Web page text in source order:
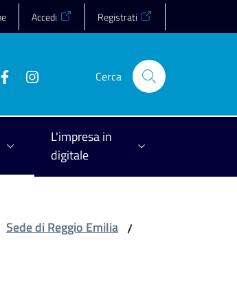
Accedi Registrati
Cerca
L'impresa in
digitale
Sede di Reggio Emilia /